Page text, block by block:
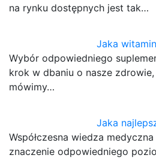
na rynku dostępnych jest tak…
Jaka
Wybór odpowiedniego
krok w dbaniu o nasze
mówimy…
Jaka
Współczesna wiedza
znaczenie odpowiedniego